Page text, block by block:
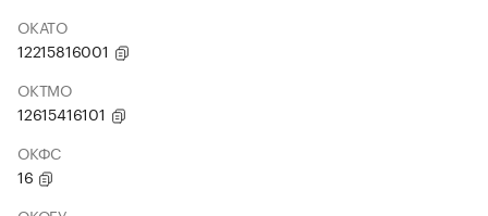
ОКАТО
12215816001
ОКТМО
12615416101
ОКФС
16